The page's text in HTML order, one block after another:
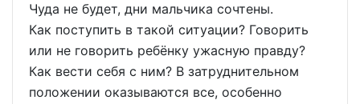
Чуда не будет, дни мальчика сочтены.
Как поступить в такой ситуации? Говорить
или не говорить ребёнку ужасную правду?
Как вести себя с ним? В затруднительном
положении оказываются все, особенно